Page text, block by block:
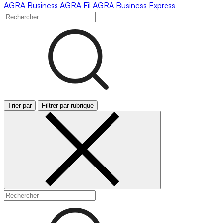
AGRA Business AGRA Fil AGRA Business Express
Trier par Filtrer par rubrique